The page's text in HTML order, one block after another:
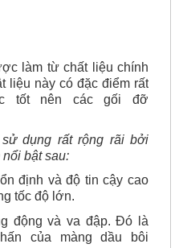
làm từ chất liệu chính
liệu này có đặc điểm rất
tốt nên các gối đỡ
dụng rất rộng rãi bởi
bật sau:
định và độ tin cậy cao
tốc độ lớn.
động và va đập. Đó là
của màng dầu bôi